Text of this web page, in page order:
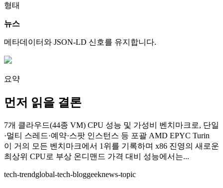
형태
뉴스
메타데이터와 JSON-LD 신호를 유지합니다.
요약
먼저 읽을 결론
7개 클라우드(44종 VM) CPU 성능 및 가성비 벤치마크로, 단일
·멀티 스레드·예약·스팟 인스턴스 등 포괄 AMD EPYC Turin
이 거의 모든 벤치마크에서 1위를 기록하며 x86 진영의 새로운
최상위 CPU로 부상 온디맨드 가격 대비 성능에서는...
tech-trendglobal-tech-bloggeeknews-topic